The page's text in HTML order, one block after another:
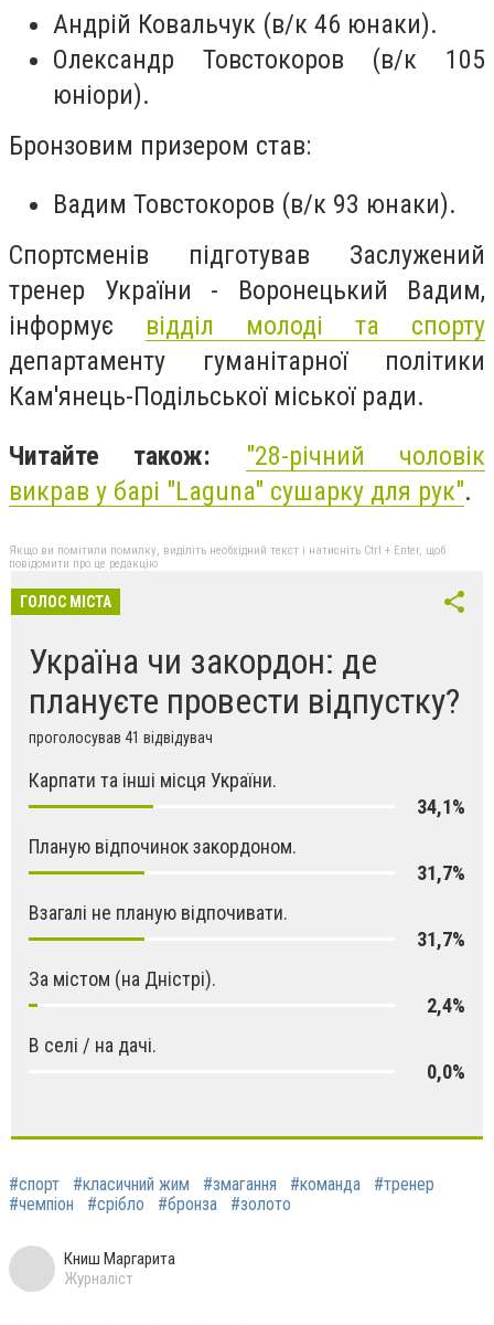
Андрій Ковальчук (в/к 46 юнаки).
Олександр Товстокоров (в/к 105
юніори).
Бронзовим призером став:
Вадим Товстокоров (в/к 93 юнаки).
Спортсменів підготував Заслужений
тренер України - Воронецький Вадим,
інформує відділ молоді та спорту
департаменту гуманітарної політики
Кам'янець-Подільської міської ради.
Читайте також: "28-річний чоловік
викрав у барі "Laguna" сушарку для рук".
Якщо ви помітили помилку, виділіть необхідний текст і натисніть Ctrl + Enter, щоб
повідомити про це редакцію
ГОЛОС МІСТА
Україна чи закордон: де
плануєте провести відпустку?
проголосував 41 відвідувач
Карпати та інші місця України.
34,1%
Планую відпочинок закордоном.
31,7%
Взагалі не планую відпочивати.
31,7%
За містом (на Дністрі).
2,4%
В селі / на дачі.
0,0%
#спорт #класичний жим #змагання #команда
#тренер
#чемпіон
#срібло #бронза #золото
Книш Маргарита
Журналіст